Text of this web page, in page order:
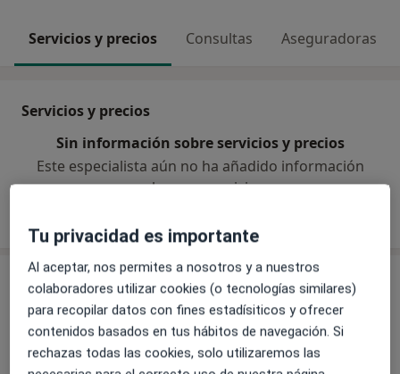
Servicios y precios Consultas Aseguradoras
Servicios y precios
Sin información sobre servicios y precios
Este especialista aún no ha añadido información
sobre sus servicios
Consultas (3)
Dirección 1 Dirección 2 Dirección 3
Tu privacidad es importante
Al aceptar, nos permites a nosotros y a nuestros
colaboradores utilizar cookies (o tecnologías similares)
para recopilar datos con fines estadísiticos y ofrecer
contenidos basados en tus hábitos de navegación. Si
rechazas todas las cookies, solo utilizaremos las